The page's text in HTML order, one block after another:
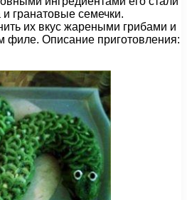
гранатовые семечки.
их вкус жареными грибами и
филе. Описание приготовления: